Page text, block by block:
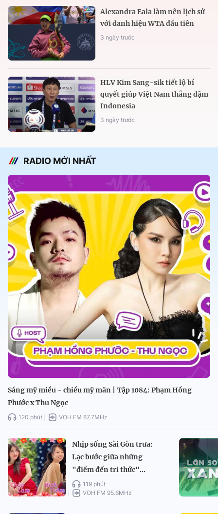
Alexandra Eala làm nên lịch sử
với danh hiệu WTA đầu tiên
3 ngày trước
HLV Kim Sang-sik tiết lộ bí
quyết giúp Việt Nam thắng đậm
Indonesia
3 ngày trước
RADIO MỚI NHẤT
Sáng mỹ miều - chiều mỹ mãn | Tập 1084: Phạm Hồng
Phước x Thu Ngọc
120 phút VOH FM 87.7MHz
Nhịp sống Sài Gòn trưa:
Lạc bước giữa những
"điểm đến tri thức"...
119 phút
VOH FM 95.6MHz